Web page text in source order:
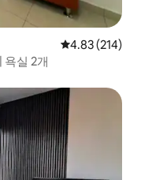
평점 4.83점(5
4.83 (214)
욕실 2개